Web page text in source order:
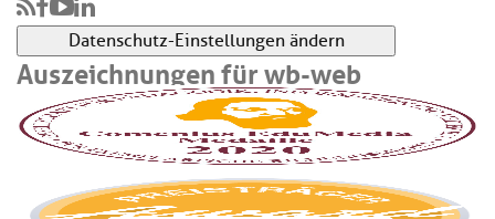
Datenschutz-Einstellungen ändern
Auszeichnungen für wb-web